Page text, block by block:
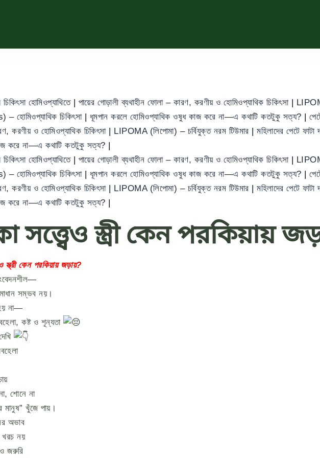
হোমিওপ্যাথিতে | পায়ের গোড়ালী ব্যথাহীন ফোলা – কারণ, করণীয় ও হোমিওপ্যাথিক চিকিৎসা |
হোমিওপ্যাথিক চিকিৎসা | ধূমপান করলে হোমিওপ্যাথিক ওষুধ কাজ করে না—এ কথাটি কতটুকু সত্য? |
করণীয় ও হোমিওপ্যাথিক চিকিৎসা | LIPOMA (লিপোমা) – চর্বিযুক্ত নরম টিউমার | মহিলাদের পেটে
করে না—এ কথাটি কতটুকু সত্য? |
হোমিওপ্যাথিতে | পায়ের গোড়ালী ব্যথাহীন ফোলা – কারণ, করণীয় ও হোমিওপ্যাথিক চিকিৎসা |
হোমিওপ্যাথিক চিকিৎসা | ধূমপান করলে হোমিওপ্যাথিক ওষুধ কাজ করে না—এ কথাটি কতটুকু সত্য? |
করণীয় ও হোমিওপ্যাথিক চিকিৎসা | LIPOMA (লিপোমা) – চর্বিযুক্ত নরম টিউমার | মহিলাদের পেটে
করে না—এ কথাটি কতটুকু সত্য? |
সত্ত্বেও স্ত্রী কেন পরকিয়ায়
স্ত্রী কেন পরকিয়ায় জড়ায়?
সম্ভব নয়।
না—
কষ্ট ও শূন্যতা
শোনে না
মানুষ” খুঁজে পায়।
অভাব
খরচ নয়
জরুরি